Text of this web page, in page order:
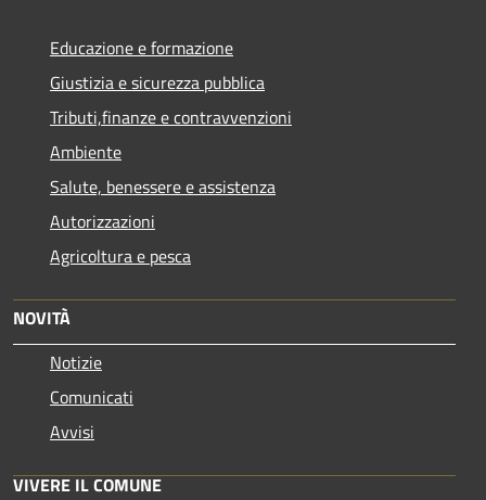
Educazione e formazione
Giustizia e sicurezza pubblica
Tributi,finanze e contravvenzioni
Ambiente
Salute, benessere e assistenza
Autorizzazioni
Agricoltura e pesca
NOVITÀ
Notizie
Comunicati
Avvisi
VIVERE IL COMUNE